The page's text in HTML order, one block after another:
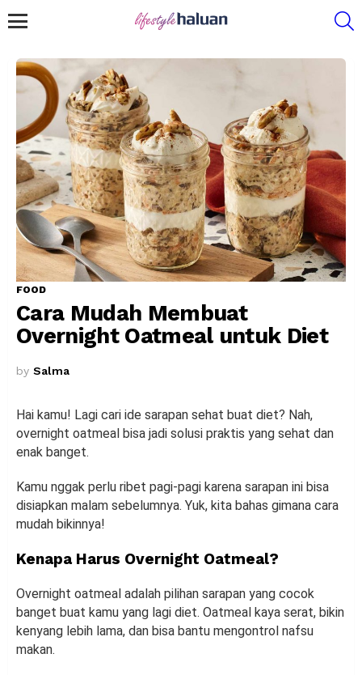
FOOD
Cara Mudah Membuat
Overnight Oatmeal untuk Diet
by Salma
Hai kamu! Lagi cari ide sarapan sehat buat diet? Nah,
overnight oatmeal bisa jadi solusi praktis yang sehat dan
enak banget.
Kamu nggak perlu ribet pagi-pagi karena sarapan ini bisa
disiapkan malam sebelumnya. Yuk, kita bahas gimana cara
mudah bikinnya!
Kenapa Harus Overnight Oatmeal?
Overnight oatmeal adalah pilihan sarapan yang cocok
banget buat kamu yang lagi diet. Oatmeal kaya serat, bikin
kenyang lebih lama, dan bisa bantu mengontrol nafsu
makan.